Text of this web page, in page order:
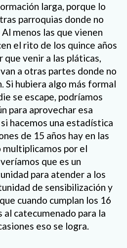
larga, porque lo
parroquias donde no
menos las que vienen
el rito de los quince años
que venir a las pláticas,
a otras partes donde no
Si hubiera algo más formal
se escape, podríamos
para aprovechar esa
hacemos una estadística
de 15 años hay en las
multiplicamos por el
que es un
para atender a los
de sensibilización y
cuando cumplan los 16
catecumenado para la
eso se logra.